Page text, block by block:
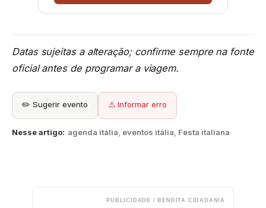
Datas sujeitas a alteração; confirme sempre na fonte
oficial antes de programar a viagem.
✏️ Sugerir evento ⚠️ Informar erro
Nesse artigo: agenda itália eventos itália Festa italiana
PUBLICIDADE / BENDITA CIDADANIA